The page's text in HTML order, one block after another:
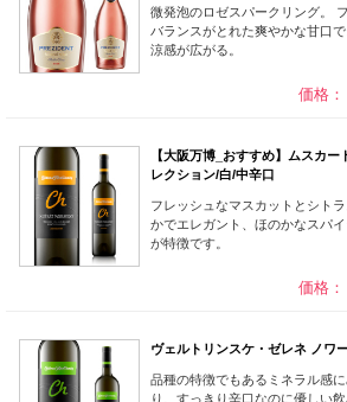
微発泡のロゼスパークリング。
バランスがとれた爽やかな甘口
涼感が広がる。
価格
【大阪万博_おすすめ】ムスカ
レクション/白/中辛口
フレッシュなマスカットとシト
かでエレガント、ほのかなスパ
が特徴です。
価格
ヴェルトリンスケ・ゼレネ ノワ
品種の特徴でもあるミネラル感
り、すっきり辛口なのに優しい飲